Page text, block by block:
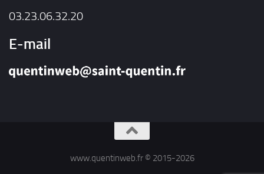
03.23.06.32.20
E-mail
www.quentinweb.fr © 2015-2026